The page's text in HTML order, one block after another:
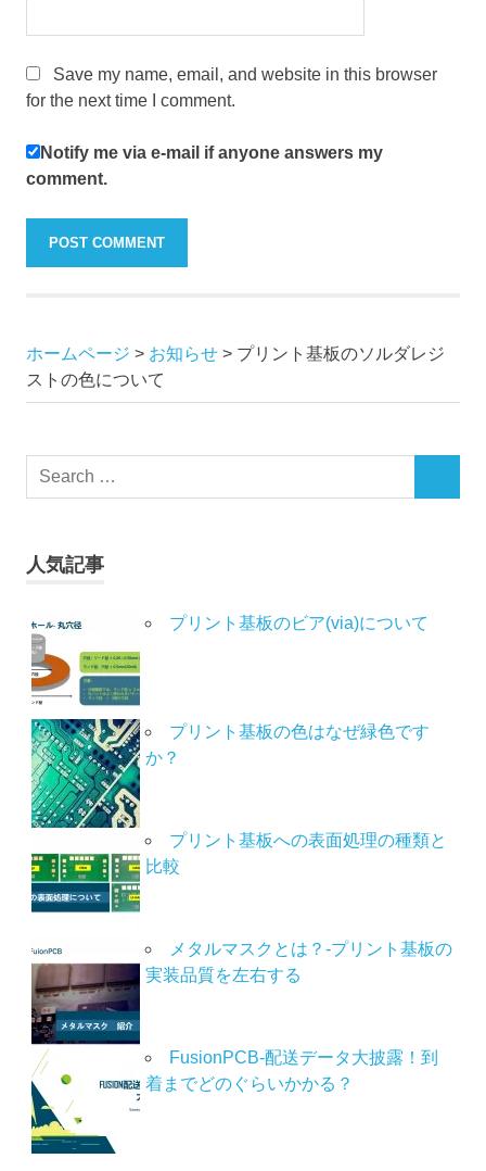
Save my name, email, and website in this browser
for the next time I comment.
Notify me via e-mail if anyone answers my
comment.
ホームページ > お知らせ > プリント基板のソルダレジ
ストの色について
人気記事
プリント基板のビア(via)について
プリント基板の色はなぜ緑色です
か？
プリント基板への表面処理の種類と
比較
メタルマスクとは？-プリント基板の
実装品質を左右する
FusionPCB-配送データ大披露！到
着までどのぐらいかかる？